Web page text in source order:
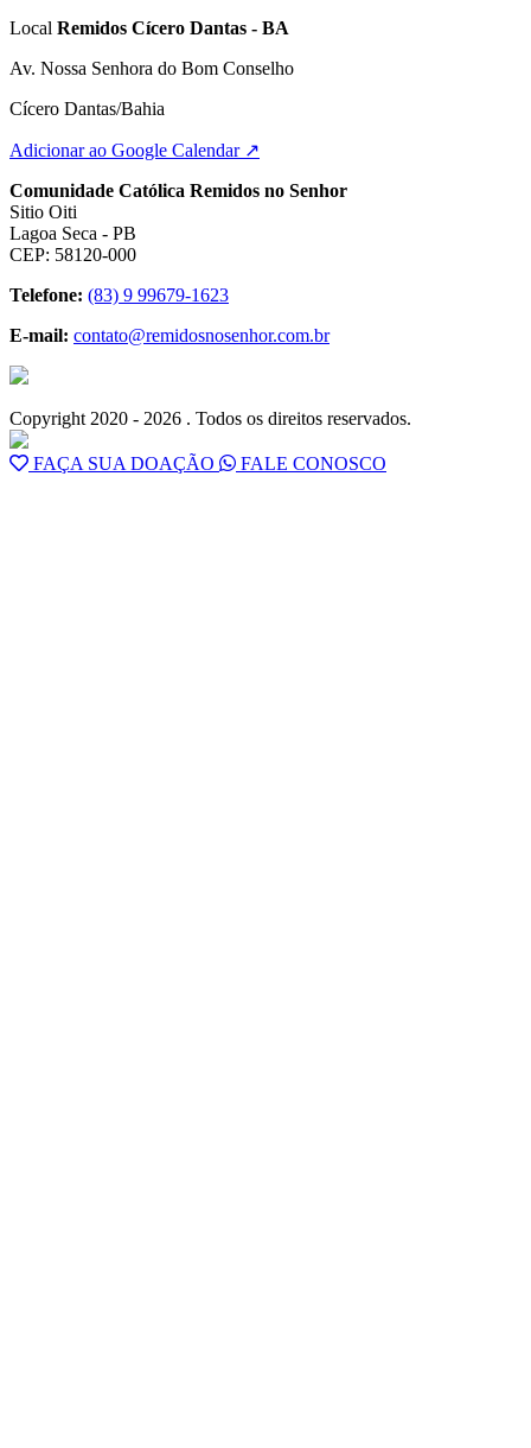
Local Remidos Cícero Dantas - BA
Av. Nossa Senhora do Bom Conselho
Cícero Dantas/Bahia
Adicionar ao Google Calendar ↗
Comunidade Católica Remidos no Senhor
Sitio Oiti
Lagoa Seca - PB
CEP: 58120-000
Telefone: (83) 9 99679-1623
E-mail: contato@remidosnosenhor.com.br
Copyright 2020 - 2026 . Todos os direitos reservados.
FAÇA SUA DOAÇÃO FALE CONOSCO